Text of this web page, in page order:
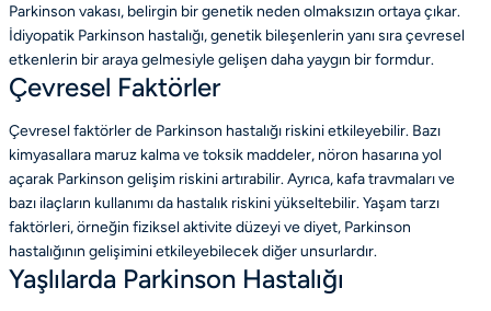
Parkinson vakası, belirgin bir genetik neden olmaksızın ortaya çıkar.
İdiyopatik Parkinson hastalığı, genetik bileşenlerin yanı sıra çevresel
etkenlerin bir araya gelmesiyle gelişen daha yaygın bir formdur.
Çevresel Faktörler
Çevresel faktörler de Parkinson hastalığı riskini etkileyebilir. Bazı
kimyasallara maruz kalma ve toksik maddeler, nöron hasarına yol
açarak Parkinson gelişim riskini artırabilir. Ayrıca, kafa travmaları ve
bazı ilaçların kullanımı da hastalık riskini yükseltebilir. Yaşam tarzı
faktörleri, örneğin fiziksel aktivite düzeyi ve diyet, Parkinson
hastalığının gelişimini etkileyebilecek diğer unsurlardır.
Yaşlılarda Parkinson Hastalığı